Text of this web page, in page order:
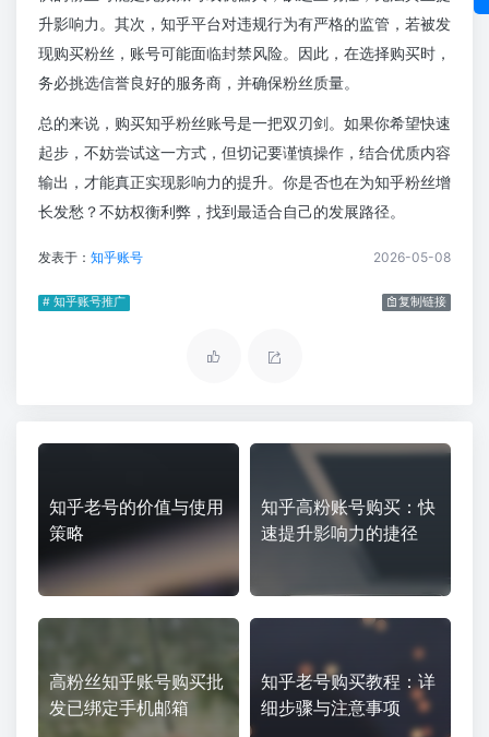
升影响力。其次，知乎平台对违规行为有严格的监管，若被发
现购买粉丝，账号可能面临封禁风险。因此，在选择购买时，
务必挑选信誉良好的服务商，并确保粉丝质量。
总的来说，购买知乎粉丝账号是一把双刃剑。如果你希望快速
起步，不妨尝试这一方式，但切记要谨慎操作，结合优质内容
输出，才能真正实现影响力的提升。你是否也在为知乎粉丝增
长发愁？不妨权衡利弊，找到最适合自己的发展路径。
发表于： 知乎账号 2026-05-08
# 知乎账号推广 复制链接
知乎老号的价值与使用
策略
知乎高粉账号购买：快
速提升影响力的捷径
高粉丝知乎账号购买批
发已绑定手机邮箱
知乎老号购买教程：详
细步骤与注意事项